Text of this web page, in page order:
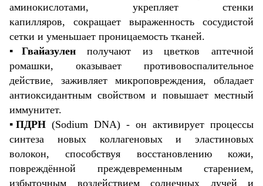
аминокислотами, укрепляет стенки
капилляров, сокращает выраженность сосудистой
сетки и уменьшает проницаемость тканей.
▪️ Гвайазуленполучают из цветков аптечной
ромашки, оказывает противовоспалительное
действие, заживляет микроповреждения, обладает
антиоксидантным свойством и повышает местный
иммунитет.
▪️ ПДРН (Sodium DNA) - он активирует процессы
синтеза новых коллагеновых и эластиновых
волокон, способствуя восстановлению кожи,
повреждённой преждевременным старением,
избыточным воздействием солнечных лучей и